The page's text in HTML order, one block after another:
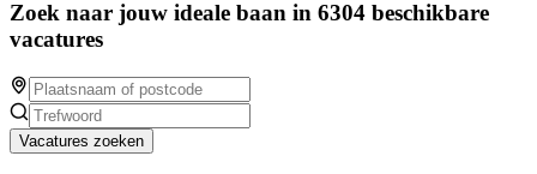
Zoek naar jouw ideale baan in 6304 beschikbare
vacatures
Vacatures zoeken